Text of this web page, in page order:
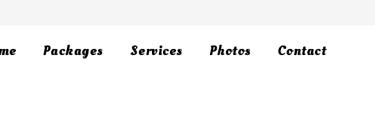
Packages Services Photos Contact